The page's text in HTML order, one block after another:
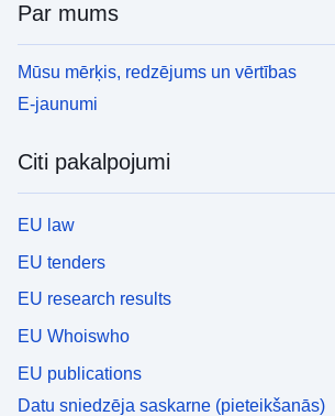
Par mums
Mūsu mērķis, redzējums un vērtības
E-jaunumi
Citi pakalpojumi
EU law
EU tenders
EU research results
EU Whoiswho
EU publications
Datu sniedzēja saskarne (pieteikšanās)